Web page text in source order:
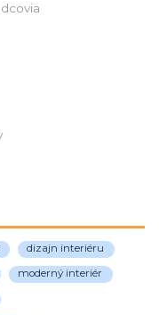
dizajn interiéru
moderný interiér